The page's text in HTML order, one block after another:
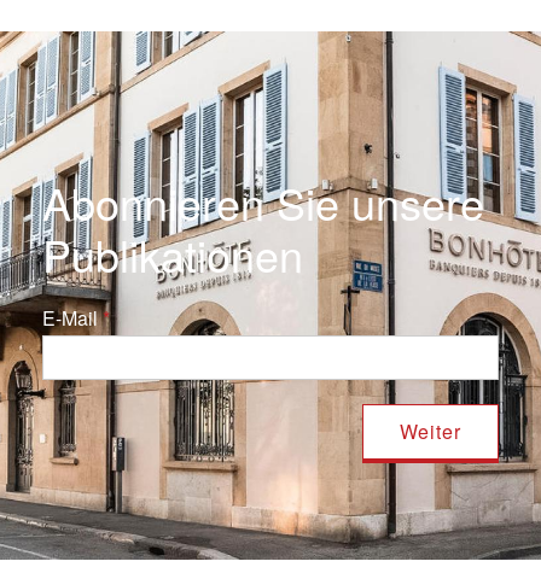
Abonnieren Sie unsere
Publikationen
E-Mail